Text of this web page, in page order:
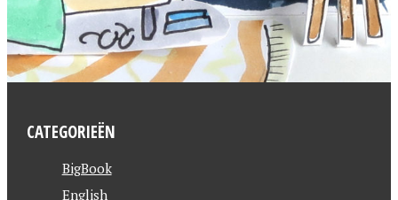
CATEGORIEËN
BigBook
English